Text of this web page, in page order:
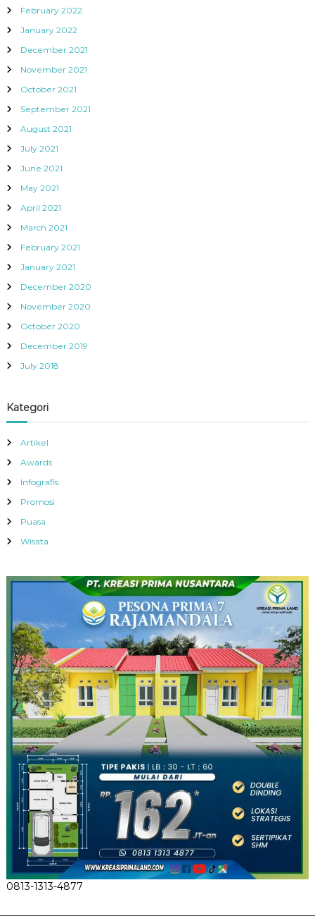
February 2022
January 2022
December 2021
November 2021
October 2021
September 2021
August 2021
July 2021
June 2021
May 2021
April 2021
March 2021
February 2021
January 2021
December 2020
November 2020
October 2020
December 2019
July 2018
Kategori
Artikel
Awards
Infografis
Promosi
Puasa
Wisata
0813-1313-4877